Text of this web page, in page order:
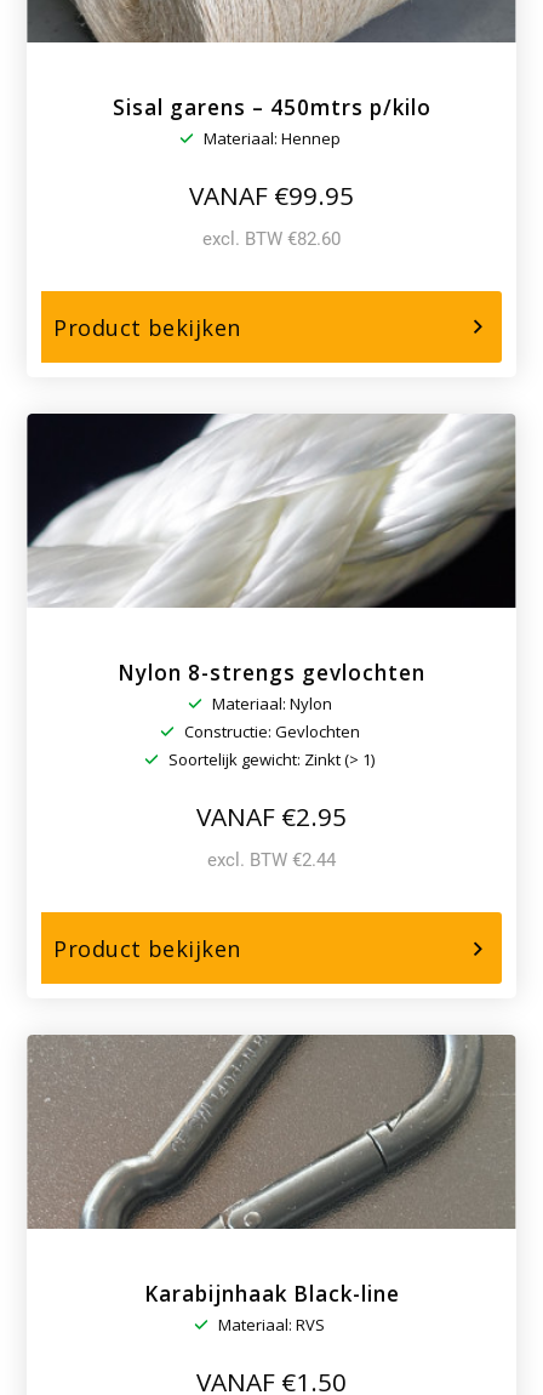
Sisal garens – 450mtrs p/kilo
Materiaal: Hennep
VANAF €99.95
excl. BTW €82.60
Product bekijken
Sisal
450mtrs
p/kilo
Nylon 8-strengs gevlochten
Materiaal: Nylon
Constructie: Gevlochten
Soortelijk gewicht: Zinkt (> 1)
VANAF €2.95
excl. BTW €2.44
Product bekijken
Nylon
strengs
gevlochten
Karabijnhaak Black-line
Materiaal: RVS
VANAF €1.50